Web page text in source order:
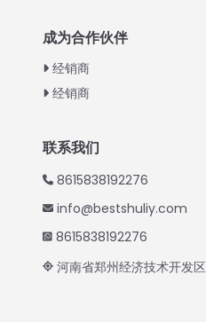
成为合作伙伴
经销商
经销商
联系我们
8615838192276
info@bestshuliy.com
8615838192276
河南省郑州经济技术开发区
Vietnamese
Thai